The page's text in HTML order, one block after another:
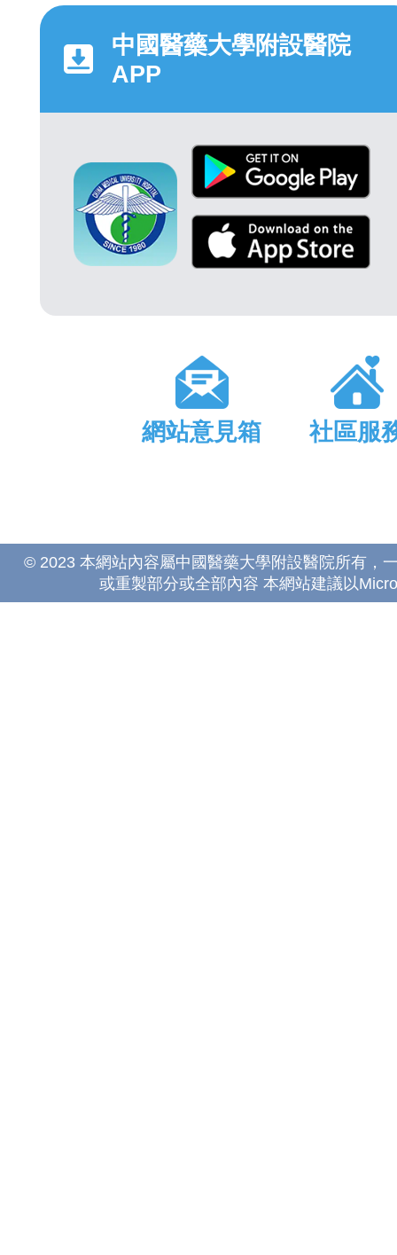
中國醫藥大學附設醫院
APP
網站意見箱 社區服
© 2023 本網站內容屬中國醫藥大學附設醫院所有，
或重製部分或全部內容 本網站建議以